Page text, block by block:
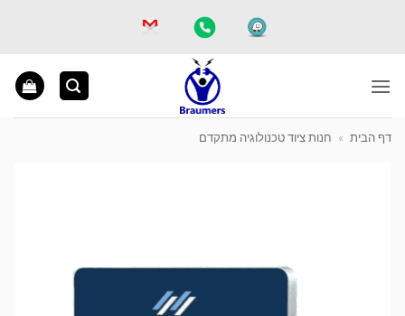
דף הבית » חנות ציוד טכנולוגיה מתקדם